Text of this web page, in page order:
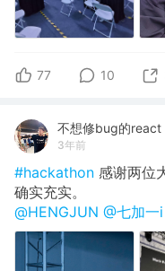
77 10
不想修bug的react
3年前
#hackathon 感谢两位
确实充实。
@HENGJUN @七加一i